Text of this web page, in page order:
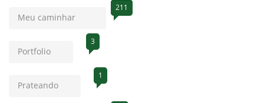
Meu caminhar
211
Portfolio
3
Prateando
1